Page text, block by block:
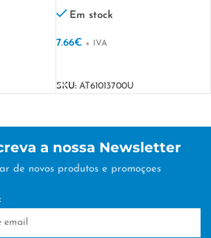
Em stock
7.66€ + IVA
SKU: AT61013700U
a nossa Newsletter
de novos produtos e promoçoes